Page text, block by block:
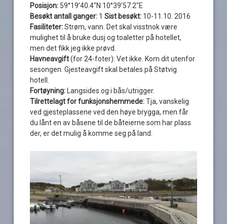
Posisjon: 59°19’40.4″N 10°39’57.2″E
Besøkt antall ganger: 1Sist besøkt: 10-11.10. 2016
Fasiliteter:Strøm, vann. Det skal visstnok være
mulighet til å bruke dusj og toaletter på hotellet,
men det fikk jeg ikke prøvd.
Havneavgift(for 24-foter): Vet ikke. Kom dit utenfor
sesongen. Gjesteavgift skal betales på Støtvig
hotell.
Fortøyning: Langsides og i bås/utrigger.
Tilrettelagt for funksjonshemmede:Tja, vanskelig
ved gjesteplassene ved den høye brygga, men får
du lånt en av båsene til de båteierne som har plass
der, er det mulig å komme seg på land.